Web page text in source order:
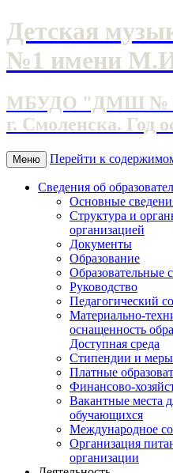
Детская
№1 имени
МБУДО "ДМШ № 1
г. Смоленска. Год
Меню Перейти к
Сведения об
Основные
Структура и
организацией
Документы
Образование
Образовательные
Руководство
Педагогический
Материально-
оснащенность
Доступная среда
Стипендии и
Платные
Финансово-
Вакантные места
обучающихся
Международное
Организация
организации